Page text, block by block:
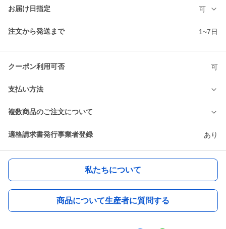
お届け日指定 可
注文から発送まで 1~7日
クーポン利用可否 可
支払い方法
複数商品のご注文について
適格請求書発行事業者登録 あり
私たちについて
商品について生産者に質問する